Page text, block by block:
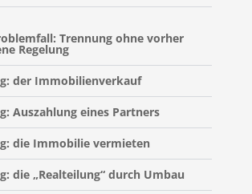
Trennung ohne vorher
Regelung
der Immobilienverkauf
Auszahlung eines Partners
die Immobilie vermieten
die „Realteilung“ durch Umbau